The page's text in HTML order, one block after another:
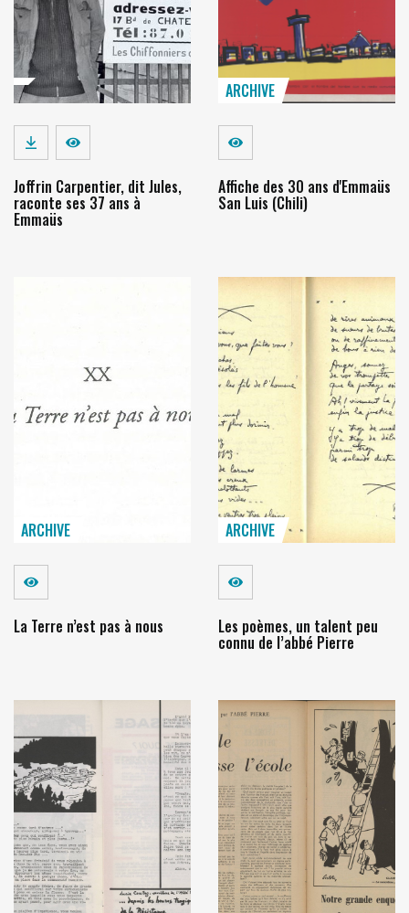
Télécharger
Voir
Joffrin Carpentier, dit Jules,
raconte ses 37 ans à
Emmaüs
ARCHIVE
Voir
Affiche des 30 ans d'Emmaüs
San Luis (Chili)
ARCHIVE
Voir
La Terre n’est pas à nous
ARCHIVE
Voir
Les poèmes, un talent peu
connu de l’abbé Pierre